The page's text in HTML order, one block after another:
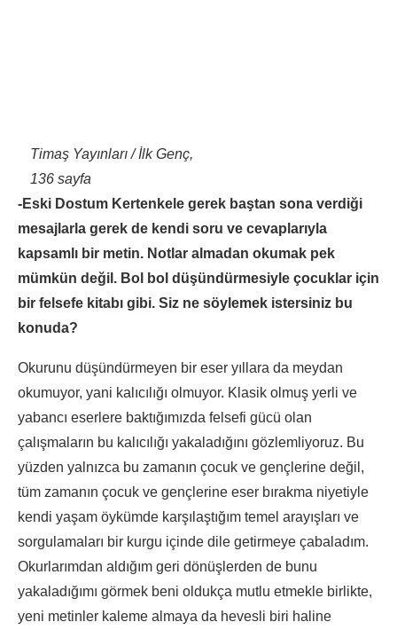
Timaş Yayınları / İlk Genç,
136 sayfa
-Eski Dostum Kertenkele gerek baştan sona verdiği
mesajlarla gerek de kendi soru ve cevaplarıyla
kapsamlı bir metin. Notlar almadan okumak pek
mümkün değil. Bol bol düşündürmesiyle çocuklar için
bir felsefe kitabı gibi. Siz ne söylemek istersiniz bu
konuda?
Okurunu düşündürmeyen bir eser yıllara da meydan
okumuyor, yani kalıcılığı olmuyor. Klasik olmuş yerli ve
yabancı eserlere baktığımızda felsefi gücü olan
çalışmaların bu kalıcılığı yakaladığını gözlemliyoruz. Bu
yüzden yalnızca bu zamanın çocuk ve gençlerine değil,
tüm zamanın çocuk ve gençlerine eser bırakma niyetiyle
kendi yaşam öykümde karşılaştığım temel arayışları ve
sorgulamaları bir kurgu içinde dile getirmeye çabaladım.
Okurlarımdan aldığım geri dönüşlerden de bunu
yakaladığımı görmek beni oldukça mutlu etmekle birlikte,
yeni metinler kaleme almaya da hevesli biri haline